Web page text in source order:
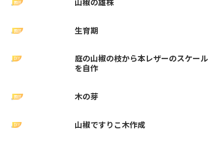
園芸
園芸 生育期
DIY
庭の山椒の枝から本レザーのスケール
を自作
園芸 木の芽
DIY 山椒ですりこ木作成